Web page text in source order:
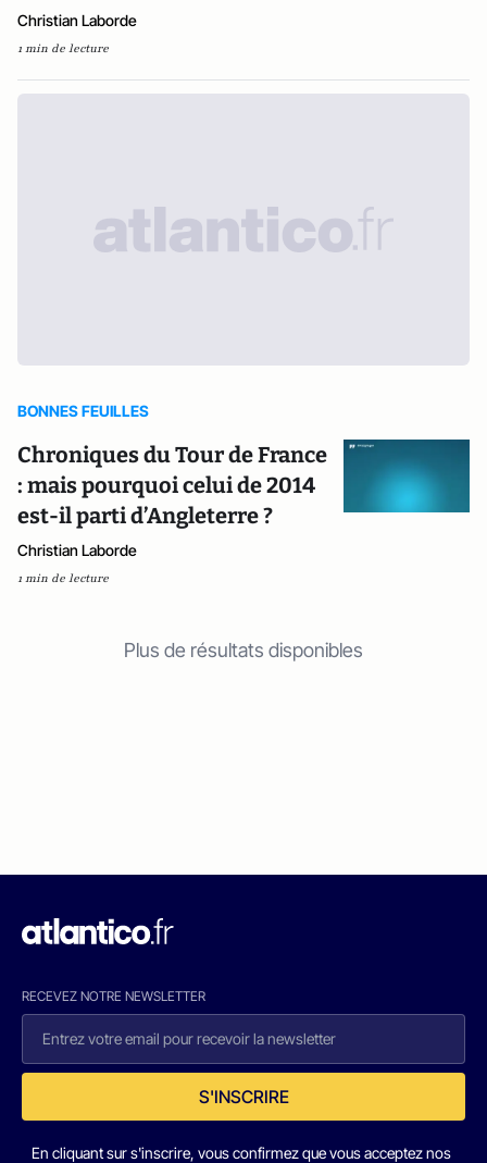
Christian Laborde
1 min de lecture
BONNES FEUILLES
Chroniques du Tour de France
: mais pourquoi celui de 2014
est-il parti d’Angleterre ?
Christian Laborde
1 min de lecture
Plus de résultats disponibles
RECEVEZ NOTRE NEWSLETTER
S'INSCRIRE
En cliquant sur s'inscrire, vous confirmez que vous acceptez nos